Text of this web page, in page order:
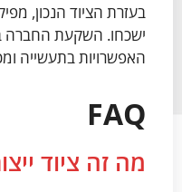
בעזרת הציוד הנכון,
ישכחו. השקעת החברה
האפשרויות בתעשייה
FAQ
מה זה ציוד